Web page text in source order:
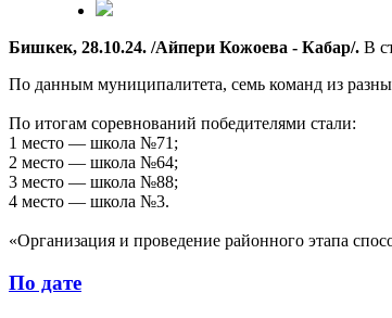
Бишкек, 28.10.24. /Айпери Кожоева - Кабар/. В
По данным муниципалитета, семь команд из
По итогам соревнований победителями стали:
1 место — школа №71;
2 место — школа №64;
3 место — школа №88;
4 место — школа №3.
«Организация и проведение районного этапа
По дате